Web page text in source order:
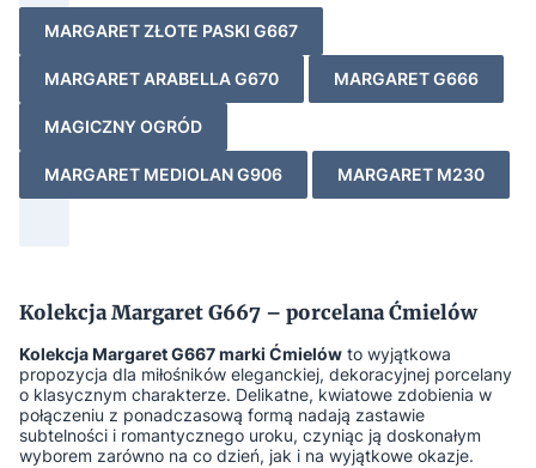
MARGARET ZŁOTE PASKI G667
MARGARET ARABELLA G670 MARGARET G666
MAGICZNY OGRÓD
MARGARET MEDIOLAN G906 MARGARET M230
Kolekcja Margaret G667 – porcelana Ćmielów
Kolekcja Margaret G667 marki Ćmielów to wyjątkowa
propozycja dla miłośników eleganckiej, dekoracyjnej porcelany
o klasycznym charakterze. Delikatne, kwiatowe zdobienia w
połączeniu z ponadczasową formą nadają zastawie
subtelności i romantycznego uroku, czyniąc ją doskonałym
wyborem zarówno na co dzień, jak i na wyjątkowe okazje.